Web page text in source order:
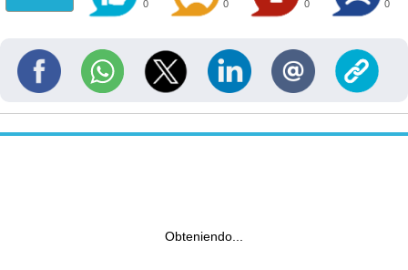
0 0 0 0
Obteniendo...